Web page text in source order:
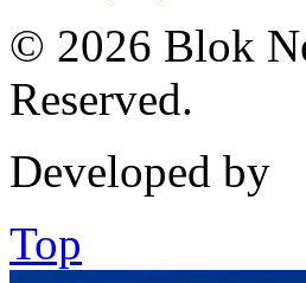
© 2026 Blok
Reserved.
Developed by
Top